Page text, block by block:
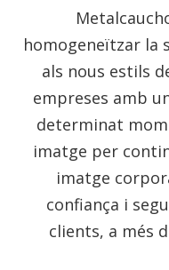
homogeneïtzar la
als nous estils
empreses amb
determinat
imatge per
imatge
confiança i
clients, a més